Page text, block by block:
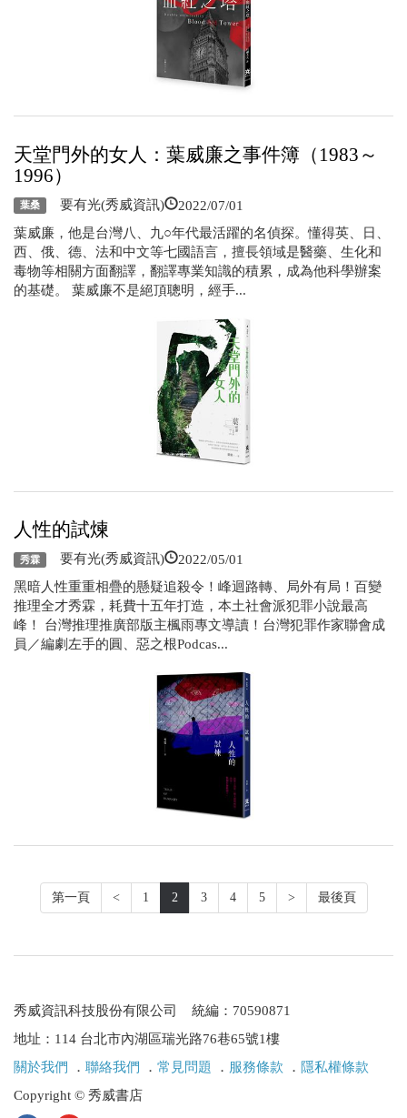
天堂門外的女人：葉威廉之事件簿（1983～
1996）
葉桑 要有光(秀威資訊) 2022/07/01
葉威廉，他是台灣八、九○年代最活躍的名偵探。懂得英、日、
西、俄、德、法和中文等七國語言，擅長領域是醫藥、生化和
毒物等相關方面翻譯，翻譯專業知識的積累，成為他科學辦案
的基礎。 葉威廉不是絕頂聰明，經手...
人性的試煉
秀霖 要有光(秀威資訊) 2022/05/01
黑暗人性重重相疊的懸疑追殺令！峰迴路轉、局外有局！百變
推理全才秀霖，耗費十五年打造，本土社會派犯罪小說最高
峰！ 台灣推理推廣部版主楓雨專文導讀！台灣犯罪作家聯會成
員／編劇左手的圓、惡之根Podcas...
第一頁 < 1 2 3 4 5 > 最後頁
秀威資訊科技股份有限公司 統編：70590871
地址：114 台北市內湖區瑞光路76巷65號1樓
關於我們
． 聯絡我們 ． 常見問題 ． 服務條款 ． 隱私權條款
Copyright © 秀威書店